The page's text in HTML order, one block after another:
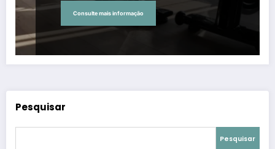
Consulte mais informação
Pesquisar
Pesquisar